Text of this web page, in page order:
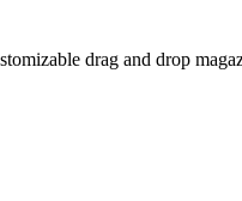
drag and drop